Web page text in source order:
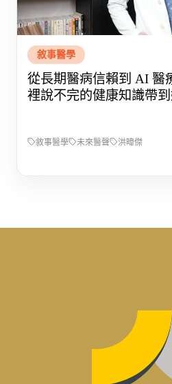
敘事醫學
從長期醫病信賴到 AI 醫
裡說不完的健康知識帶
敘事醫學 未來醫聲 洪暐傑